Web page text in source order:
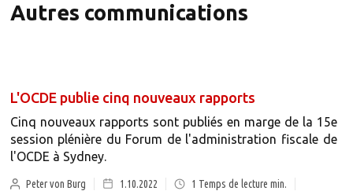
Autres communications
L'OCDE publie cinq nouveaux rapports
Cinq nouveaux rapports sont publiés en marge de la 15e
session plénière du Forum de l'administration fiscale de
l'OCDE à Sydney.
Peter von Burg 1.10.2022 1 Temps de lecture min.